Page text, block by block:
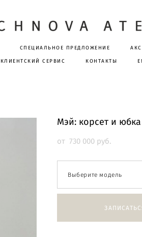
СПЕЦИАЛЬНОЕ ПРЕДЛОЖЕНИЕ
КЛИЕНТСКИЙ СЕРВИС КОНТАКТЫ
Мэй: корсет и юбка
от 730 000 pуб.
Выберите модель